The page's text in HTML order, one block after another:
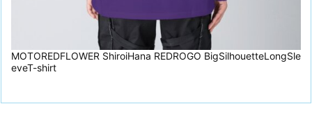
MOTOREDFLOWER ShiroiHana REDROGO BigSilhouetteLongSle
eveT-shirt